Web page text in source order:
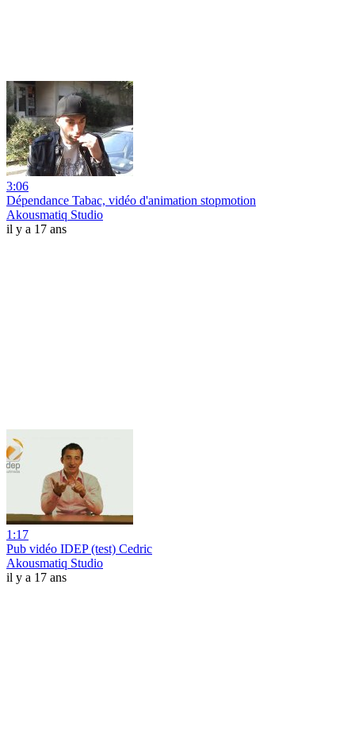
3:06
Dépendance Tabac, vidéo d'animation stopmotion
Akousmatiq Studio
il y a 17 ans
1:17
Pub vidéo IDEP (test) Cedric
Akousmatiq Studio
il y a 17 ans